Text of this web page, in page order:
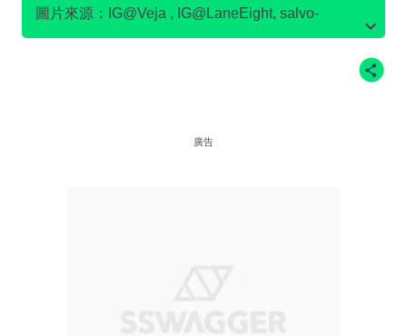
圖片來源：IG@Veja , IG@LaneEight, salvo-
store.com官網圖片, Flamingo's Life官網圖片,
廣告